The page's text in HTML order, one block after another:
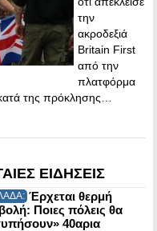
την
ακροδεξιά
Britain First
από την
πλατφόρμα
της πρόκλησης…
ΕΙΔΗΣΕΙΣ
Έρχεται θερμή
Ποιες πόλεις θα
40αρια